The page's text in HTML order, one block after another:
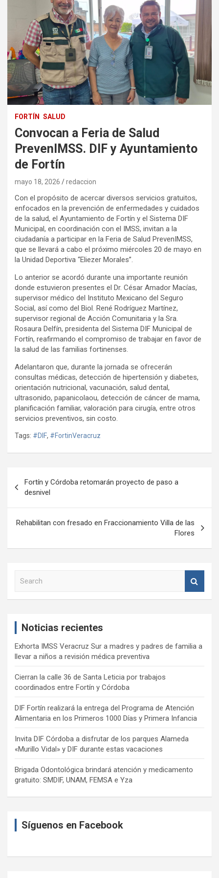
FORTÍN SALUD
Convocan a Feria de Salud
PrevenIMSS. DIF y Ayuntamiento
de Fortín
mayo 18, 2026 redaccion
Con el propósito de acercar diversos servicios gratuitos,
enfocados en la prevención de enfermedades y cuidados
de la salud, el Ayuntamiento de Fortín y el Sistema DIF
Municipal, en coordinación con el IMSS, invitan a la
ciudadanía a participar en la Feria de Salud PrevenIMSS,
que se llevará a cabo el próximo miércoles 20 de mayo en
la Unidad Deportiva “Eliezer Morales”.
Lo anterior se acordó durante una importante reunión
donde estuvieron presentes el Dr. César Amador Macías,
supervisor médico del Instituto Mexicano del Seguro
Social, así como del Biol. René Rodríguez Martínez,
supervisor regional de Acción Comunitaria y la Sra.
Rosaura Delfín, presidenta del Sistema DIF Municipal de
Fortín, reafirmando el compromiso de trabajar en favor de
la salud de las familias fortinenses.
Adelantaron que, durante la jornada se ofrecerán
consultas médicas, detección de hipertensión y diabetes,
orientación nutricional, vacunación, salud dental,
ultrasonido, papanicolaou, detección de cáncer de mama,
planificación familiar, valoración para cirugía, entre otros
servicios preventivos, sin costo.
Tags: #DIF, #FortinVeracruz
de
entradas
Fortín y Córdoba retomarán proyecto de paso a
desnivel
Rehabilitan con fresado en Fraccionamiento Villa de las
Flores
Noticias recientes
Exhorta IMSS Veracruz Sur a madres y padres de familia a
llevar a niños a revisión médica preventiva
Cierran la calle 36 de Santa Leticia por trabajos
coordinados entre Fortín y Córdoba
DIF Fortín realizará la entrega del Programa de Atención
Alimentaria en los Primeros 1000 Días y Primera Infancia
Invita DIF Córdoba a disfrutar de los parques Alameda
«Murillo Vidal» y DIF durante estas vacaciones
Brigada Odontológica brindará atención y medicamento
gratuito: SMDIF, UNAM, FEMSA e Yza
Síguenos en Facebook